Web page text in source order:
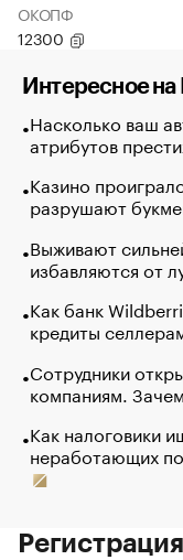
ОКОПФ
12300
Интересное на
Насколько ваш
атрибутов
Казино
разрушают
Выживают
избавляются от
Как банк
кредиты
Сотрудники
компаниям.
Как налоговики
неработающих